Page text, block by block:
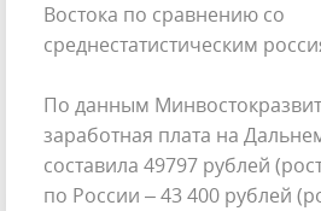
Востока по сравнению со
среднестатистическим
По данным
заработная плата на
составила 49797 рублей
по России – 43 400 рублей